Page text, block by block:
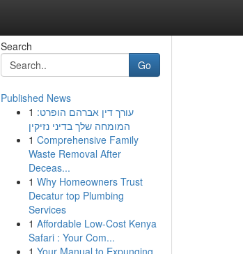
Search
Go
Published News
1 עורך דין אברהם הופרט:
המומחה שלך בדיני נזיקין
1 Comprehensive Family
Waste Removal After
Deceas...
1 Why Homeowners Trust
Decatur top Plumbing
Services
1 Affordable Low-Cost Kenya
Safari : Your Com...
1 Your Manual to Expunging